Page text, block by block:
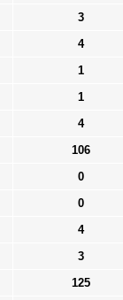
3
4
1
1
4
106
0
0
4
3
125